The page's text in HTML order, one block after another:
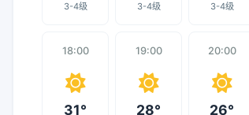
3-4级 3-4级 3-4级
18:00
31°
19:00
28°
20:00
26°